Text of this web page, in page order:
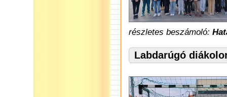
részletes beszámoló:
Labdarúgó